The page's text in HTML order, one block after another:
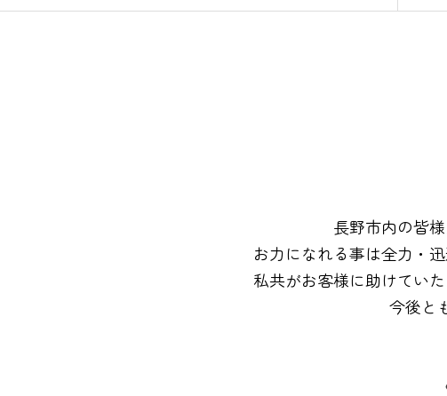
長野市内の皆
お力になれる事は全力・
私共がお客様に助けてい
今後と